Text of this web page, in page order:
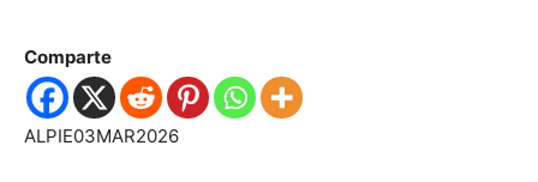
Comparte
ALPIE03MAR2026